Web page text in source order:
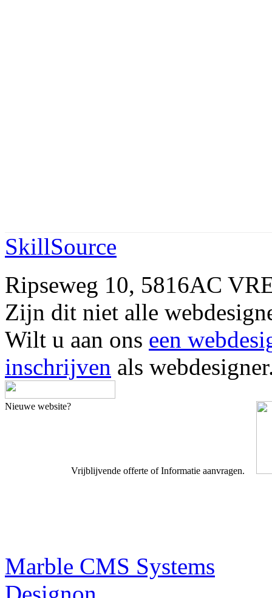
SkillSource
Ripseweg 10, 5816AC
Zijn dit niet alle
Wilt u aan ons een
inschrijven als
Nieuwe website?
Vrijblijvende offerte of Informatie aanvragen.
Marble CMS Systems